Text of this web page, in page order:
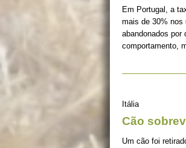
Em Portugal, a
mais de 30% nos
abandonados por
comportamento,
Itália
Cão
Um cão foi